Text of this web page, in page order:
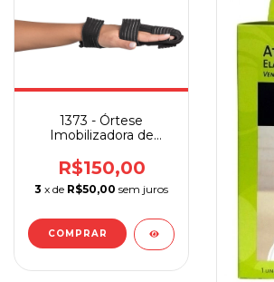
1373 - Órtese
Imobilizadora de
Bilateral Mercur
R$150,00
3 x de R$50,00 sem juros